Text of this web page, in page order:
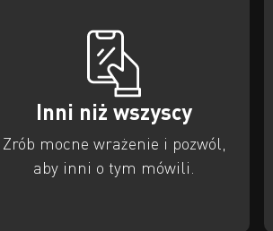
Inni niż wszyscy
Zrób mocne wrażenie i pozwól,
aby inni o tym mówili.